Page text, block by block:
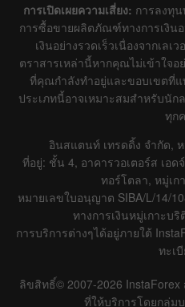
Data
Details about the event
Date Actual
การเปิดเผยความเสี่ยง: การลงทุ
การซื้อขายผลิตภัณฑ์ทางการเงิน
เงินอย่างรวดเร็วเนื่องจากเล
ตราสารเหล่านี้หากคุณไม่เข้าใจ
ที่คุณกำลังทำอยู่และขอบเขตที่แ
ประเภทนี้อาจเหมาะสมสำหรับนัก
ทุก
อินสแตนท์ เทรดดิ้ง จำกัด,
ที่อยู่: ชั้น 4, อาคารวอเตอร์ส เอ
ทอร์โตลา, หมู่เก
หมายเลขใบอนุญาต SIBA/L/14/
ทางการเงินหมู่เกาะบ
การบริการต่างๆได้อยู่ภายใต้
ทะเ
ลิขสิทธิ์© 2007-2026
ที่ให้บริการโดยกลุ่ม